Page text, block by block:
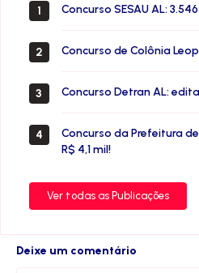
1 Concurso SESAU AL:
2 Concurso de Colônia
3 Concurso Detran AL:
4
Concurso da Prefeitura
R$ 4,1 mil!
Ver todas as Publicações
Deixe um comentário